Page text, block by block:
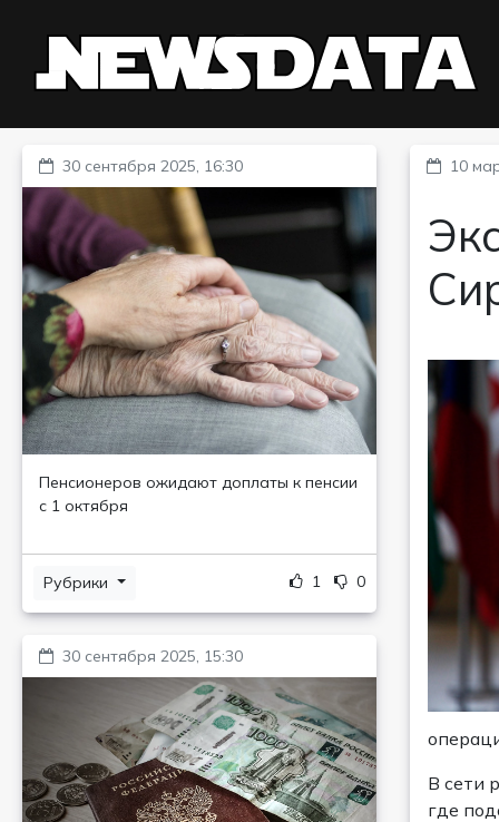
30 сентября 2025, 16:30
Пенсионеров ожидают доплаты к пенсии
с 1 октября
Рубрики 1 0
30 сентября 2025, 15:30
10
В сети
где